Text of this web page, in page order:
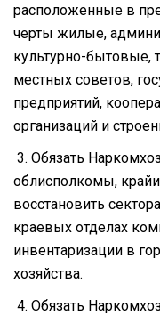
расположенные в
черты жилые,
культурно-бытовые,
местных советов,
предприятий,
организаций и
3. Обязать
облисполкомы,
восстановить
краевых отделах
инвентаризации в
хозяйства.
4. Обязать